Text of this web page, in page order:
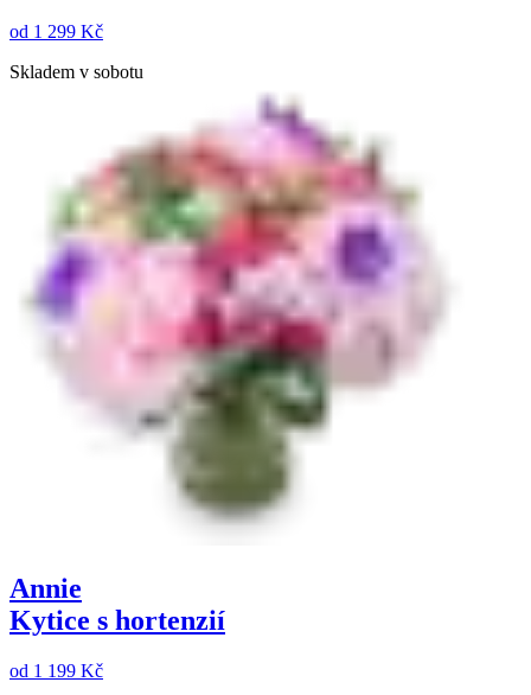
od 1 299 Kč
Skladem v sobotu
Annie
Kytice s hortenzií
od 1 199 Kč